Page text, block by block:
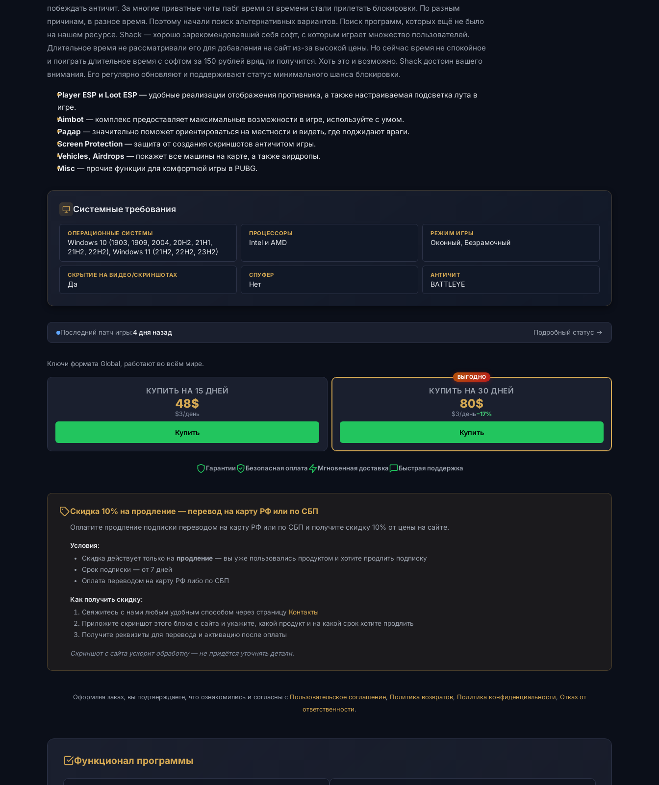
побеждать античит. За многие приватные читы пабг время от времени стали прилетать блокировки. По разным
причинам, в разное время. Поэтому начали поиск альтернативных вариантов. Поиск программ, которых ещё не было
на нашем ресурсе. Shack — хорошо зарекомендовавший себя софт, с которым играет множество пользователей.
Длительное время не рассматривали его для добавления на сайт из-за высокой цены. Но сейчас время не спокойное
и поиграть длительное время с софтом за 150 рублей вряд ли получится. Хоть это и возможно. Shack достоин вашего
внимания. Его регулярно обновляют и поддерживают статус минимального шанса блокировки.
Player ESP и Loot ESP — удобные реализации отображения противника, а также настраиваемая подсветка лута в
игре.
Aimbot — комплекс предоставляет максимальные возможности в игре, используйте с умом.
Радар — значительно поможет ориентироваться на местности и видеть, где поджидают враги.
Screen Protection — защита от создания скриншотов античитом игры.
Vehicles, Airdrops — покажет все машины на карте, а также аирдропы.
Misc — прочие функции для комфортной игры в PUBG.
Системные требования
ОПЕРАЦИОННЫЕ СИСТЕМЫ
Windows 10 (1903, 1909, 2004, 20H2, 21H1,
21H2, 22H2), Windows 11 (21H2, 22H2, 23H2)
ПРОЦЕССОРЫ
Intel и AMD
РЕЖИМ ИГРЫ
Оконный, Безрамочный
СКРЫТИЕ НА ВИДЕО/СКРИНШОТАХ
Да
СПУФЕР
Нет
АНТИЧИТ
BATTLEYE
Последний патч игры:4 дня назад Подробный статус
Ключи формата Global, работают во всём мире.
КУПИТЬ НА 15 ДНЕЙ
48$
$3/день
Купить
ВЫГОДНО
КУПИТЬ НА 30 ДНЕЙ
80$
$3/день−17%
Купить
Гарантии Безопасная оплата Мгновенная доставка Быстрая поддержка
Скидка 10% на продление — перевод на карту РФ или по СБП
Оплатите продление подписки переводом на карту РФ или по СБП и получите скидку 10% от цены на сайте.
Условия:
Скидка действует только на продление — вы уже пользовались продуктом и хотите продлить подписку
Срок подписки — от 7 дней
Оплата переводом на карту РФ либо по СБП
Как получить скидку:
Свяжитесь с нами любым удобным способом через страницу Контакты
Приложите скриншот этого блока с сайта и укажите, какой продукт и на какой срок хотите продлить
Получите реквизиты для перевода и активацию после оплаты
Скриншот с сайта ускорит обработку — не придётся уточнять детали.
Оформляя заказ, вы подтверждаете, что ознакомились и согласны с Пользовательское соглашение, Политика возвратов, Политика конфиденциальности, Отказ от
ответственности.
Функционал программы